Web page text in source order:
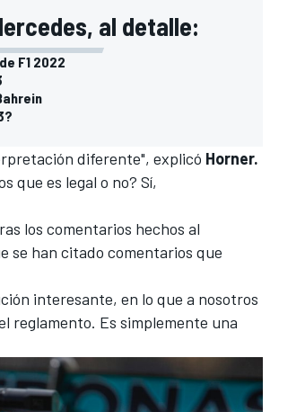
al detalle:
F1 2022
diferente", explicó Horner.
que es legal o no? Sí,
los comentarios hechos al
se han citado comentarios que
interesante, en lo que a nosotros
reglamento. Es simplemente una